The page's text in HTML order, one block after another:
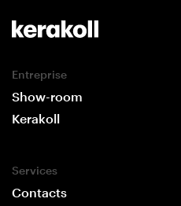
Entreprise
Show-room
Kerakoll
Services
Contacts